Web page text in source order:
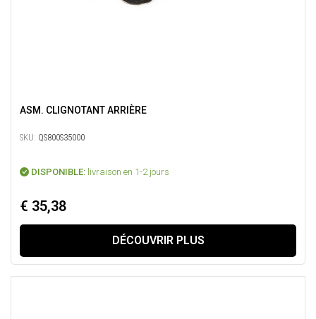
ASM. CLIGNOTANT ARRIÈRE
SKU: QS800S35000
DISPONIBLE: livraison en 1-2 jours
€ 35,38
DÉCOUVRIR PLUS